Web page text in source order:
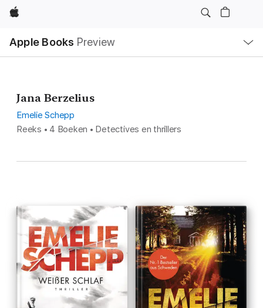
Apple
Apple Books Preview
lokaal
navigatiemenu
Jana Berzelius
Emelie Schepp
Reeks • 4 Boeken • Detectives en thrillers